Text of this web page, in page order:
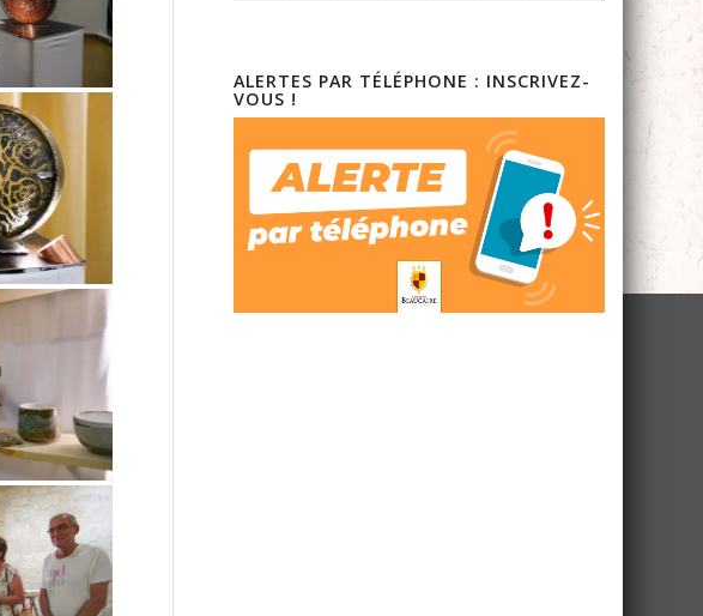
ALERTES PAR TÉLÉPHONE : INSCRIVEZ-
VOUS !